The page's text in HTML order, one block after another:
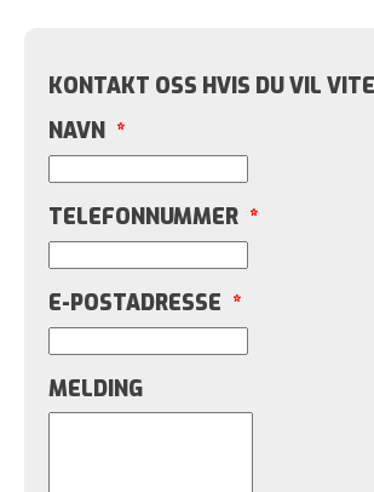
KONTAKT OSS HVIS DU VIL
NAVN *
TELEFONNUMMER *
E-POSTADRESSE *
MELDING